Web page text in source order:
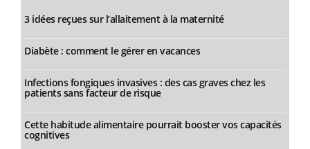
3 idées reçues sur l’allaitement à la maternité
Diabète : comment le gérer en vacances
Infections fongiques invasives : des cas graves chez les
patients sans facteur de risque
Cette habitude alimentaire pourrait booster vos capacités
cognitives